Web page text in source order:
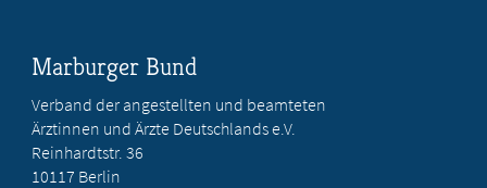
Marburger Bund
Verband der angestellten und beamteten
Ärztinnen und Ärzte Deutschlands e.V.
Reinhardtstr. 36
10117 Berlin